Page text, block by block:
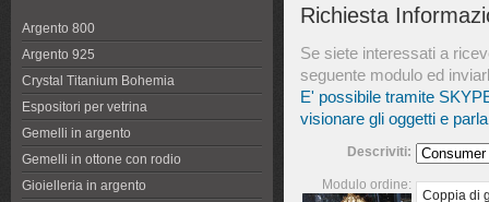
Argento 800
Argento 925
Crystal Titanium Bohemia
Espositori per vetrina
Gemelli in argento
Gemelli in ottone con rodio
Gioielleria in argento
Richiesta
Se siete interessati a
seguente modulo ed
E' possibile tramite
visionare gli oggetti e
Descriviti:
Modulo ordine: